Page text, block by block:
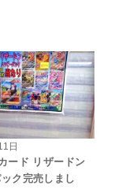
日
ード リザードン
ク完売しまし